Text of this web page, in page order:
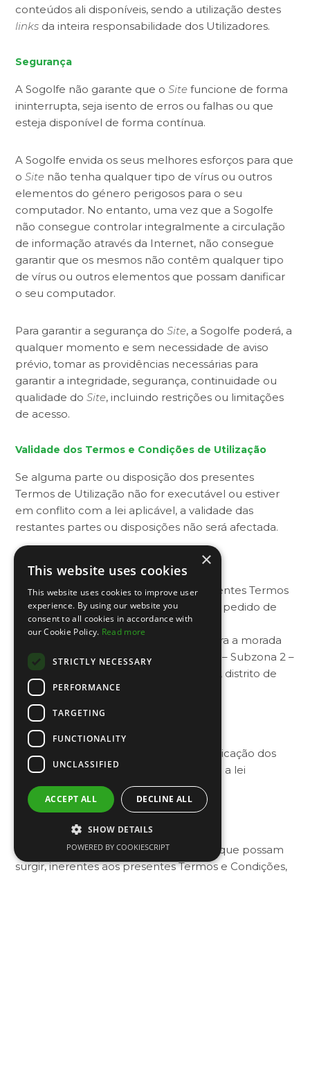
conteúdos ali disponíveis, sendo a utilização destes
links da inteira responsabilidade dos Utilizadores.
Segurança
A Sogolfe não garante que oSite funcione de forma
ininterrupta, seja isento de erros ou falhas ou que
esteja disponível de forma contínua.
A Sogolfe envida os seus melhores esforços para que
oSite não tenha qualquer tipo de vírus ou outros
elementos do género perigosos para o seu
computador. No entanto, uma vez que a Sogolfe
não consegue controlar integralmente a circulação
de informação através da Internet, não consegue
garantir que os mesmos não contêm qualquer tipo
de vírus ou outros elementos que possam danificar
o seu computador.
Para garantir a segurança doSite, a Sogolfe poderá, a
qualquer momento e sem necessidade de aviso
prévio, tomar as providências necessárias para
garantir a integridade, segurança, continuidade ou
qualidade doSite, incluindo restrições ou limitações
de acesso.
Validade dos Termos e Condições de Utilização
Se alguma parte ou disposição dos presentes
Termos de Utilização não for executável ou estiver
em conflito com a lei aplicável, a validade das
restantes partes ou disposições não será afectada.
Se tiver alguma questão sobre os presentes Termos
de Utilização, por favor envie-nos o seu pedido de
esclarecimento através do e-mail
info@familygolfpark.pt ou por carta para a morada
Urbanização de Vilamoura, Lotes 4 A/B – Subzona 2 –
Sector 5, Vilamoura, concelho de Loulé, distrito de
Faro.
Lei aplicável
À gestão, administração, utilização e aplicação dos
Termos de Utilização do
é aplicável a lei
Portuguesa.
Foro competente
Para dirimir todas as questões e litígios que possam
surgir, inerentes aos presentes Termos e Condições,
×
This website uses cookies
This website uses cookies to improve user
experience. By using our website you
consent to all cookies in accordance with
our Cookie Policy. Read more
STRICTLY NECESSARY
PERFORMANCE
TARGETING
FUNCTIONALITY
UNCLASSIFIED
ACCEPT ALL DECLINE ALL
SHOW DETAILS
POWERED BY COOKIESCRIPT